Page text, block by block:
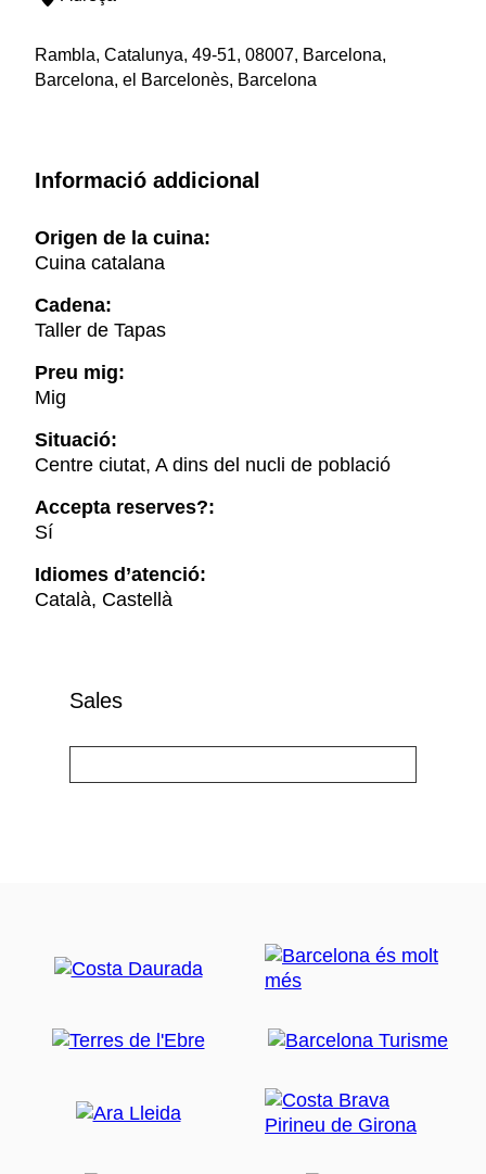
Rambla, Catalunya, 49-51, 08007, Barcelona,
Barcelona, el Barcelonès, Barcelona
Informació addicional
Origen de la cuina:
Cuina catalana
Cadena:
Taller de Tapas
Preu mig:
Mig
Situació:
Centre ciutat, A dins del nucli de població
Accepta reserves?:
Sí
Idiomes d’atenció:
Català, Castellà
Sales